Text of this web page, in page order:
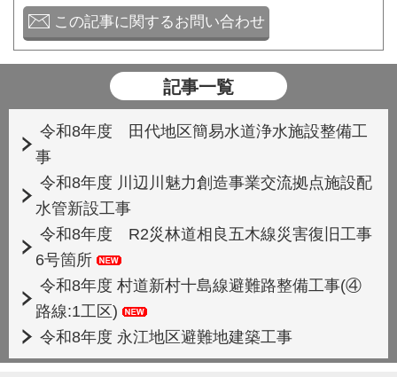
この記事に関するお問い合わせ
記事一覧
令和8年度 田代地区簡易水道浄水施設整備工
事
令和8年度 川辺川魅力創造事業交流拠点施設配
水管新設工事
令和8年度 R2災林道相良五木線災害復旧工事
6号箇所
令和8年度 村道新村十島線避難路整備工事(④
路線:1工区)
令和8年度 永江地区避難地建築工事